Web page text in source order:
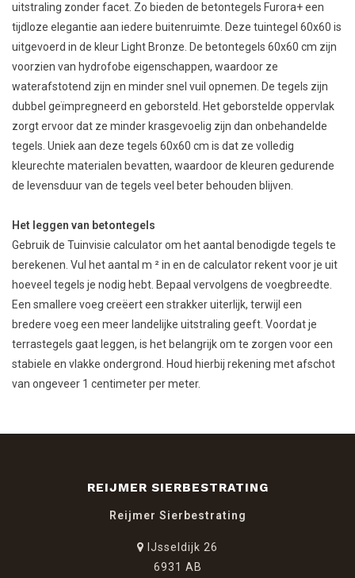
uitstraling zonder facet. Zo bieden de betontegels Furora+ een
tijdloze elegantie aan iedere buitenruimte. Deze tuintegel 60x60 is
uitgevoerd in de kleur Light Bronze. De betontegels 60x60 cm zijn
voorzien van hydrofobe eigenschappen, waardoor ze
waterafstotend zijn en minder snel vuil opnemen. De tegels zijn
dubbel geïmpregneerd en geborsteld. Het geborstelde oppervlak
zorgt ervoor dat ze minder krasgevoelig zijn dan onbehandelde
tegels. Uniek aan deze tegels 60x60 cm is dat ze volledig
kleurechte materialen bevatten, waardoor de kleuren gedurende
de levensduur van de tegels veel beter behouden blijven.
Het leggen van betontegels
Gebruik de Tuinvisie calculator om het aantal benodigde tegels te
berekenen. Vul het aantal m ² in en de calculator rekent voor je uit
hoeveel tegels je nodig hebt. Bepaal vervolgens de voegbreedte.
Een smallere voeg creëert een strakker uiterlijk, terwijl een
bredere voeg een meer landelijke uitstraling geeft. Voordat je
terrastegels gaat leggen, is het belangrijk om te zorgen voor een
stabiele en vlakke ondergrond. Houd hierbij rekening met afschot
van ongeveer 1 centimeter per meter.
REIJMER SIERBESTRATING
Reijmer Sierbestrating
IJsseldijk 26
6931 AB